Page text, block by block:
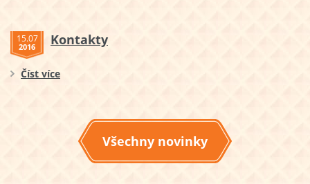
15.07
2016 Kontakty
Číst více
Všechny novinky